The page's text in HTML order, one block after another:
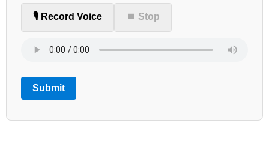
🎙️ Record Voice ⏹ Stop
Submit